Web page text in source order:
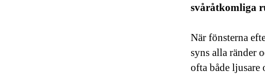
svåråtkomliga
När fönsterna
syns alla ränder
ofta både